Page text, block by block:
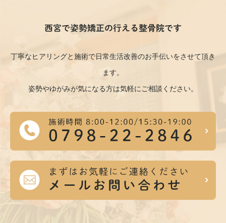
西宮で姿勢矯正の行える整骨院です
丁寧なヒアリングと施術で日常生活改善のお手伝いをさせて頂き
ます。
姿勢やゆがみが気になる方は気軽にご相談ください。